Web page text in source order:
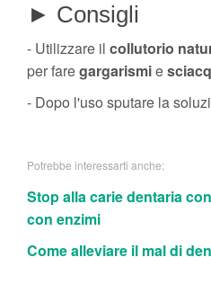
► Consigli
- Utilizzare il collutorio
per faregargarismie
- Dopo l'uso sputare la
Potrebbe interessarti anche:
Stop alla carie dentaria
con enzimi
Come alleviare il mal di